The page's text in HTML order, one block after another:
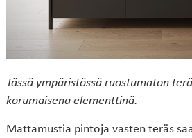
Tässä ympäristössä ruostumaton
korumaisena elementtinä.
Mattamustia pintoja vasten teräs